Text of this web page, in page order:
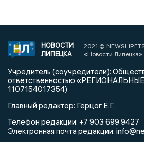
НОВОСТИ
ЛИПЕЦКА
2021 ©
«Новости Липецка»
Учредитель (соучредители):
ответственностью
1107154017354)
Главный редактор: Герцог Е.Г.
Телефон редакции: +7 903 699 9427
Электронная почта редакции: